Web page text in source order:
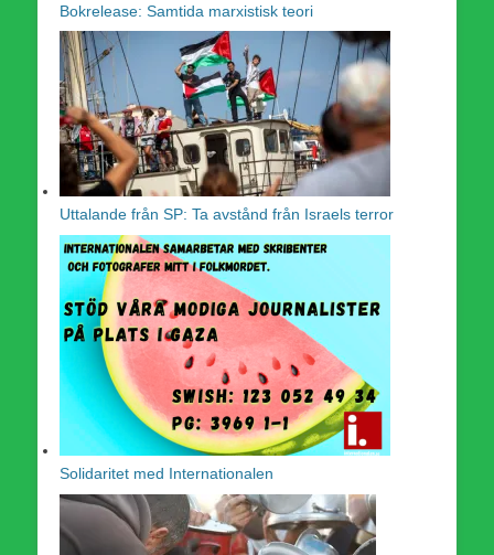
Bokrelease: Samtida marxistisk teori
Uttalande från SP: Ta avstånd från Israels terror
Solidaritet med Internationalen